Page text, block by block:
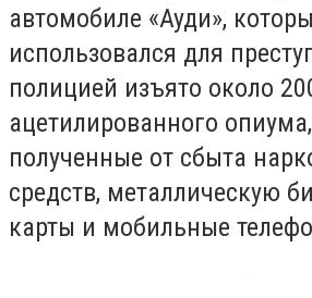
автомобиле «Ауди»,
использовался для
полицией изъято около
ацетилированного
полученные от сбыта
средств, металлическую
карты и мобильные